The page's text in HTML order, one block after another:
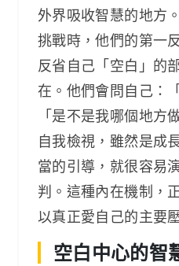
外界吸收智慧的地方
挑戰時，他們的第一
反省自己「空白」的
在。他們會問自己：
「是不是我哪個地方
自我檢視，雖然是成
當的引導，就很容易
判。這種內在機制，
以真正愛自己的主要
空白中心的智